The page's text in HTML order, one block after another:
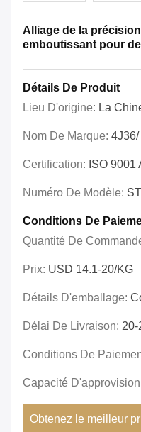
Alliage de la
emboutissant pour
Détails De Produit
Lieu D'origine: La
Nom De Marque:
Certification: ISO 9001
Numéro De Modèle:
Conditions De
Quantité De
Prix: USD 14.1-20/KG
Détails D'emballage:
Délai De Livraison: 20-
Conditions De
Capacité
Obtenez le meilleur